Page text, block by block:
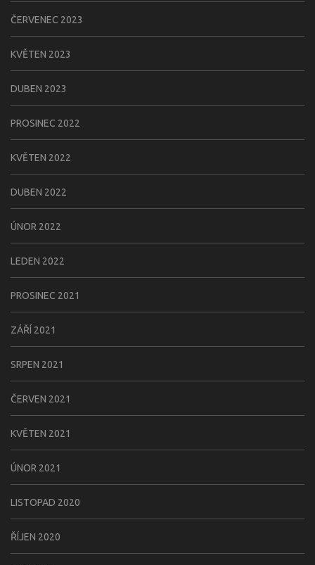
ČERVENEC 2023
KVĚTEN 2023
DUBEN 2023
PROSINEC 2022
KVĚTEN 2022
DUBEN 2022
ÚNOR 2022
LEDEN 2022
PROSINEC 2021
ZÁŘÍ 2021
SRPEN 2021
ČERVEN 2021
KVĚTEN 2021
ÚNOR 2021
LISTOPAD 2020
ŘÍJEN 2020